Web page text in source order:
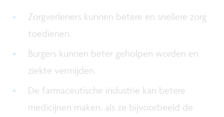
Zorgverleners kunnen betere en snellere zorg
toedienen.
Burgers kunnen beter geholpen worden en
ziekte vermijden.
De farmaceutische industrie kan betere
medicijnen maken, als ze bijvoorbeeld de